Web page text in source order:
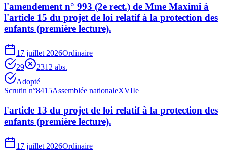
l'amendement n° 993 (2e rect.) de Mme Maximi à
l'article 15 du projet de loi relatif à la protection des
enfants (première lecture).
17 juillet 2026Ordinaire
29
2312 abs.
Adopté
Scrutin n°8415Assemblée nationaleXVIIe
l'article 13 du projet de loi relatif à la protection des
enfants (première lecture).
17 juillet 2026Ordinaire